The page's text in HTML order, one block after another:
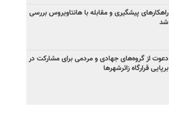
راهکارهای پیشگیری و مقابله با هانتاویروس بررسی
شد
دعوت از گروه‌های جهادی و مردمی برای مشارکت در
برپایی قرارگاه زائرشهرها